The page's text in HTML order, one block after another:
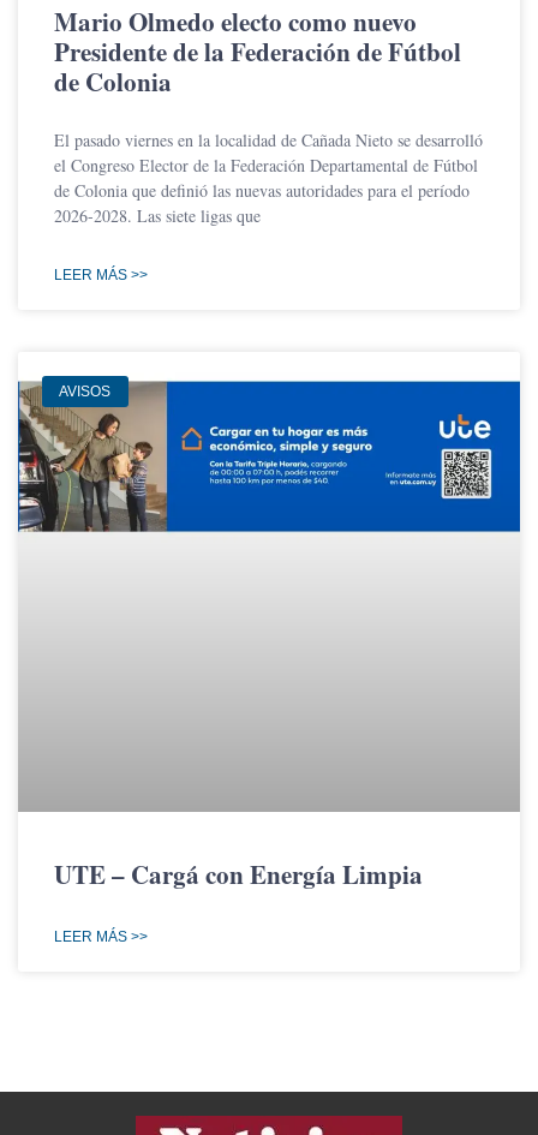
Mario Olmedo electo como nuevo
Presidente de la Federación de Fútbol
de Colonia
El pasado viernes en la localidad de Cañada Nieto se desarrolló
el Congreso Elector de la Federación Departamental de Fútbol
de Colonia que definió las nuevas autoridades para el período
2026-2028. Las siete ligas que
LEER MÁS >>
AVISOS
UTE – Cargá con Energía Limpia
LEER MÁS >>